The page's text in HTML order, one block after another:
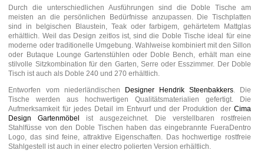
Durch die unterschiedlichen Ausführungen sind die Doble Tische am
meisten an die persönlichen Bedürfnisse anzupassen. Die Tischplatten
sind in belgischen Blaustein, Teak oder farbigem, gehärtetem Mattglas
erhältlich. Weil das Design zeitlos ist, sind die Doble Tische ideal für eine
moderne oder traditionelle Umgebung. Wahlweise kombiniert mit den Sillon
oder Butaque Lounge Gartenstühlen oder Doble Bench, erhält man eine
stilvolle Sitzkombination für den Garten, Serre oder Esszimmer. Der Doble
Tisch ist auch als Doble 240 und 270 erhältlich.
Entworfen vom niederländischen
Designer Hendrik Steenbakkers. Die
Tische werden aus hochwertigen Qualitätsmaterialien gefertigt. Die
Aufmerksamkeit für jedes Detail im Entwurf und der Produktion der Cima
Design Gartenmöbel
ist ausgezeichnet. Die verstellbaren rostfreien
Stahlfüsse von den Doble Tischen haben das eingebrannte FueraDentro
Logo, das sind feine, attraktive Eigenschaften. Das hochwertige rostfreie
Stahlgestell ist auch in einer electro polierten Version erhältlich.